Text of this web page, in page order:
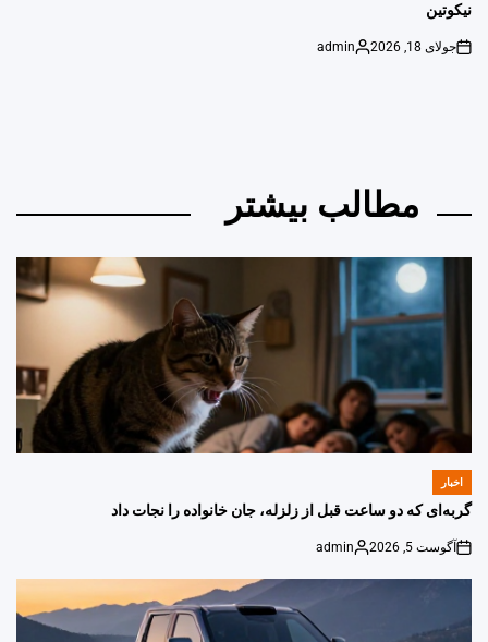
نیکوتین
on
جولای 18, 2026
Posted
admin
مطالب بیشتر
POSTED
IN
اخبار
گربه‌ای که دو ساعت قبل از زلزله، جان خانواده را نجات داد
on
آگوست 5, 2026
Posted
admin